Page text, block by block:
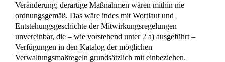
1982 – II ZR 13/82 – NJW 1983, 932 unter II 4 d; KG
OLGE 30, 184). Entscheidend ist der Standpunkt eines
vernünftig und wirtschaftlich denkenden Beurteilers (BGH,
Urteil vom 22. Februar 1965 aaO unter 3). Nach dem
bisherigen Parteivortrag wird insoweit insbesondere zu
berücksichtigen sein, ob 27 dem von der Klägerin